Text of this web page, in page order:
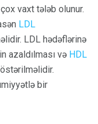
vaxt tələb olunur.
LDL
LDL hədəflərinə
azaldılması və HDL
bir